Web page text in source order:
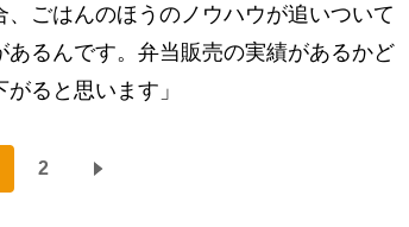
ごはんのほうのノウハウが追いついて
るんです。弁当販売の実績があるかど
ると思います」
2